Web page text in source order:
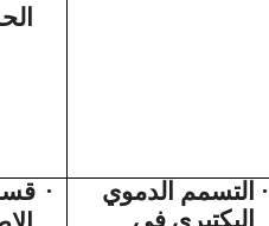
· التسمم الدموي
البكتيري في
·